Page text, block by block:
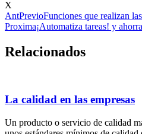
X
AntPrevioFunciones que realizan
Proxima¡Automatiza tareas! y
Relacionados
La calidad en las empresas
Un producto o servicio de calidad